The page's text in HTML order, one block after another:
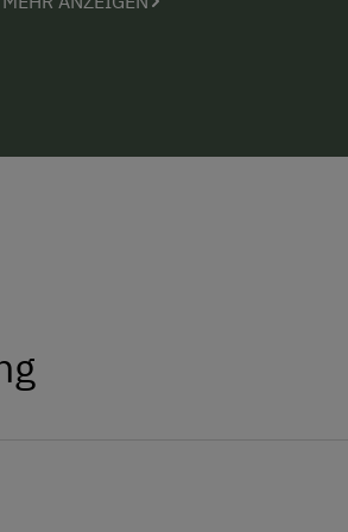
in unseren Ferienwohnungen
gutes Wasser, die frische Luft
Familie Maier vom Ursprunghof